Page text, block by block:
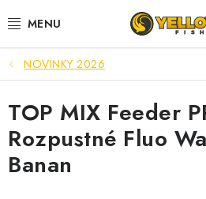
na
NOVINKY 2026
LETNÉ ZĽAVY
HALDORADO
NOVINKY 2026
TOP MIX Feeder
Rozpustné Fluo
Banan